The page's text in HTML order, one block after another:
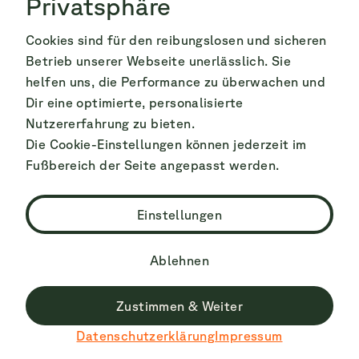
Privatsphäre
Cookies sind für den reibungslosen und sicheren
Betrieb unserer Webseite unerlässlich. Sie
helfen uns, die Performance zu überwachen und
Dir eine optimierte, personalisierte
Nutzererfahrung zu bieten.
Die Cookie-Einstellungen können jederzeit im
Fußbereich der Seite angepasst werden.
Einstellungen
Ablehnen
Zustimmen & Weiter
DatenschutzerklärungImpressum
in Bayerns höchstgelegene Stadt, die Altstadt
von Füssen unternehmen. Die Stadt ist
fußläufig in etwa einer Stunde vom Hopfensee
aus zu erreichen. In der Reichenstraße, dem
Herzstück Füssens findest Du traditionell
bayrische Architektur, gemütliche Cafés und
Restaurants und kleine Geschäfte zum
flanieren und bummeln. Wenn Du Dich für
kannst Du Dir das Hohe Schloss oder das
Benedikterkloster St. Mag anschauen oder Du
besuchst das Museum der Stadt Füssen. Du
kannst auch zum Franziskanerplatz gehen, um